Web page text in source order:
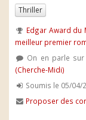
Thriller
Edgar Award du
meilleur premier
On en parle
(Cherche-Midi)
Soumis le 05/04/
Proposer des